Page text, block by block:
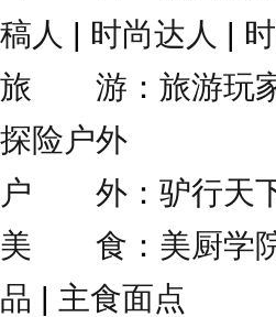
稿人 | 时尚达人 |
旅 游 ： 旅游玩
探险户外
户 外 ： 驴行天
美 食 ： 美厨学
品 | 主食面点